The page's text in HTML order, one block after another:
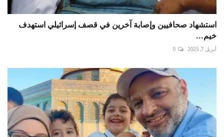
استشهاد صحافيين وإصابة آخرين في قصف إسرائيلي استهدف
خيم...
أبريل 7, 2025 0